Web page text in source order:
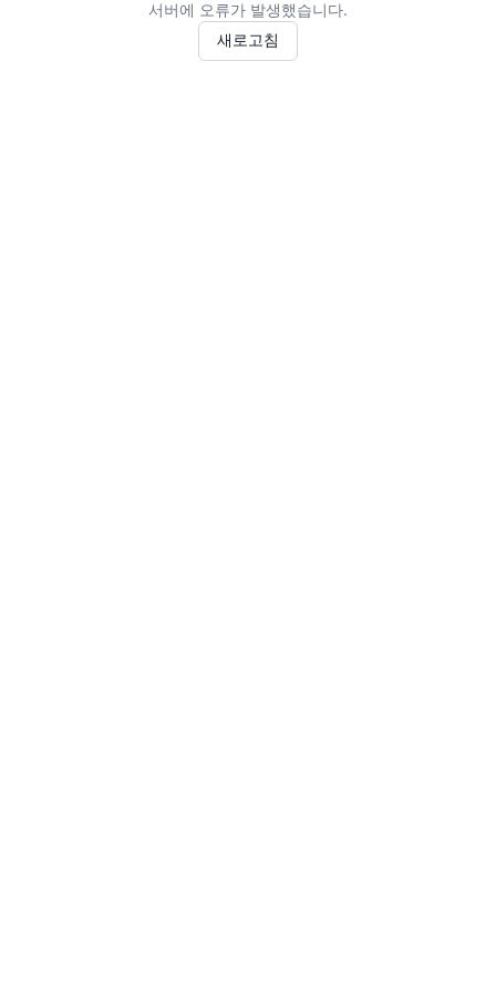
서버에 오류가 발생했습니다.
새로고침